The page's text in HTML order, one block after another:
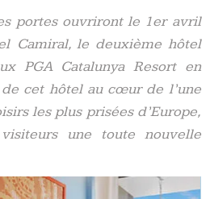
portes ouvriront le 1er avril
Camiral, le deuxième hôtel
PGA Catalunya Resort en
de cet hôtel au cœur de l’une
les plus prisées d’Europe,
une toute nouvelle